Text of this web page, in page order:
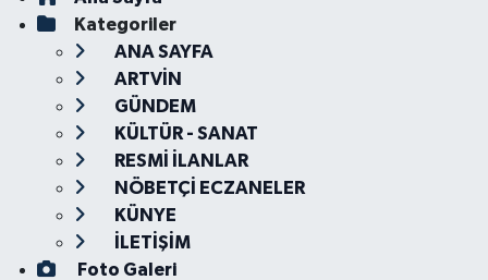
Kategoriler
ANA SAYFA
ARTVİN
GÜNDEM
KÜLTÜR - SANAT
RESMİ İLANLAR
NÖBETÇİ ECZANELER
KÜNYE
İLETİŞİM
Foto Galeri